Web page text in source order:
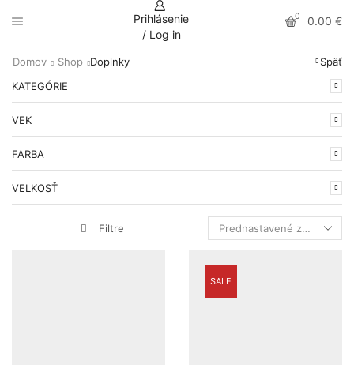
Prihlásenie
/ Log in
0 0.00 €
Domov Shop Doplnky Späť
Filtre
SALE
KATEGÓRIE
VEK
FARBA
VELKOSŤ